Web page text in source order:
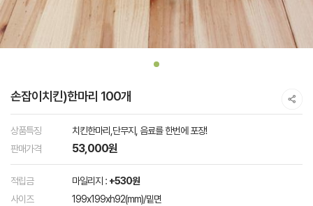
손잡이치킨)한마리 100개
상품특징
치킨한마리,단무지, 음료를 한번에 포장!
판매가격
53,000원
적립금 마일리지 : +530원
사이즈
199x199xh92(mm)/밑면